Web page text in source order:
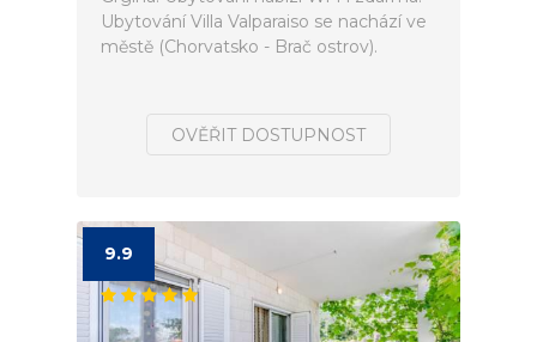
Ubytování Villa Valparaiso se nachází ve
městě (Chorvatsko - Brač ostrov).
OVĚŘIT DOSTUPNOST
9.9